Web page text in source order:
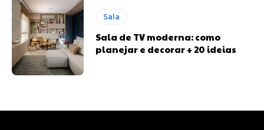
Sala
Sala de TV moderna: como
planejar e decorar + 20 ideias